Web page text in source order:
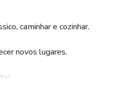
caminhar e cozinhar.
novos lugares.